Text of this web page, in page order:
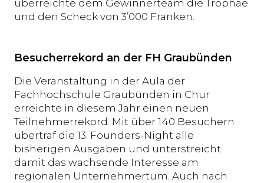
überreichte dem Gewinnerteam die Trophäe
und den Scheck von 3’000 Franken.
Besucherrekord an der FH Graubünden
Die Veranstaltung in der Aula der
Fachhochschule Graubünden in Chur
erreichte in diesem Jahr einen neuen
Teilnehmerrekord. Mit über 140 Besuchern
übertraf die 13. Founders-Night alle
bisherigen Ausgaben und unterstreicht
damit das wachsende Interesse am
regionalen Unternehmertum. Auch nach